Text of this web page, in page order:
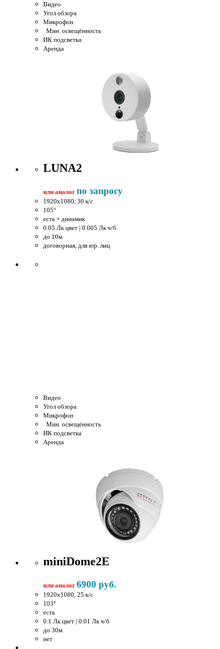
Видео
Угол обзора
Микрофон
Мин. освещённость
ИК подсветка
Аренда
LUNA2
или аналог по запросу
1920x1080, 30 к/c
105°
есть + динамик
0.05 Лк цвет | 0.005 Лк ч/б
до 10м
договорная, для юр. лиц
Видео
Угол обзора
Микрофон
Мин. освещённость
ИК подсветка
Аренда
miniDome2E
или аналог 6900 руб.
1920x1080, 25 к/c
103°
есть
0.1 Лк цвет | 0.01 Лк ч/б
до 30м
нет